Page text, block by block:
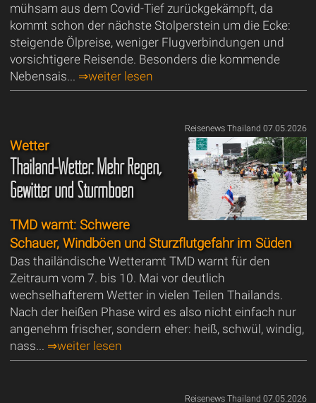
mühsam aus dem Covid-Tief zurückgekämpft, da
kommt schon der nächste Stolperstein um die Ecke:
steigende Ölpreise, weniger Flugverbindungen und
vorsichtigere Reisende. Besonders die kommende
Nebensais... ⇒weiter lesen
Reisenews Thailand 07.05.2026
Wetter
Thailand-Wetter: Mehr Regen,
Gewitter und Sturmböen
TMD warnt: Schwere
Schauer, Windböen und Sturzflutgefahr im Süden
Das thailändische Wetteramt TMD warnt für den
Zeitraum vom 7. bis 10. Mai vor deutlich
wechselhafterem Wetter in vielen Teilen Thailands.
Nach der heißen Phase wird es also nicht einfach nur
angenehm frischer, sondern eher: heiß, schwül, windig,
nass... ⇒weiter lesen
Reisenews Thailand 07.05.2026